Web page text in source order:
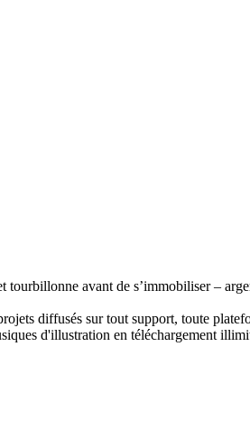
tourbillonne avant de s’immobiliser –
diffusés sur tout support, toute
d'illustration en téléchargement